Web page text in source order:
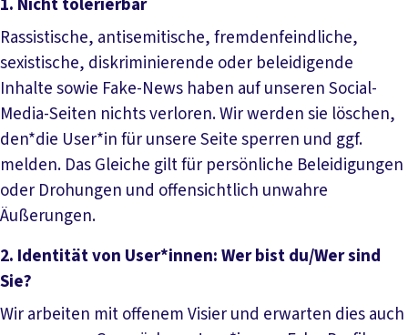
1. Nicht tolerierbar
Rassistische, antisemitische, fremdenfeindliche,
sexistische, diskriminierende oder beleidigende
Inhalte sowie Fake-News haben auf unseren Social-
Media-Seiten nichts verloren. Wir werden sie löschen,
den*die User*in für unsere Seite sperren und ggf.
melden. Das Gleiche gilt für persönliche Beleidigungen
oder Drohungen und offensichtlich unwahre
Äußerungen.
2. Identität von User*innen: Wer bist du/Wer sind
Sie?
Wir arbeiten mit offenem Visier und erwarten dies auch